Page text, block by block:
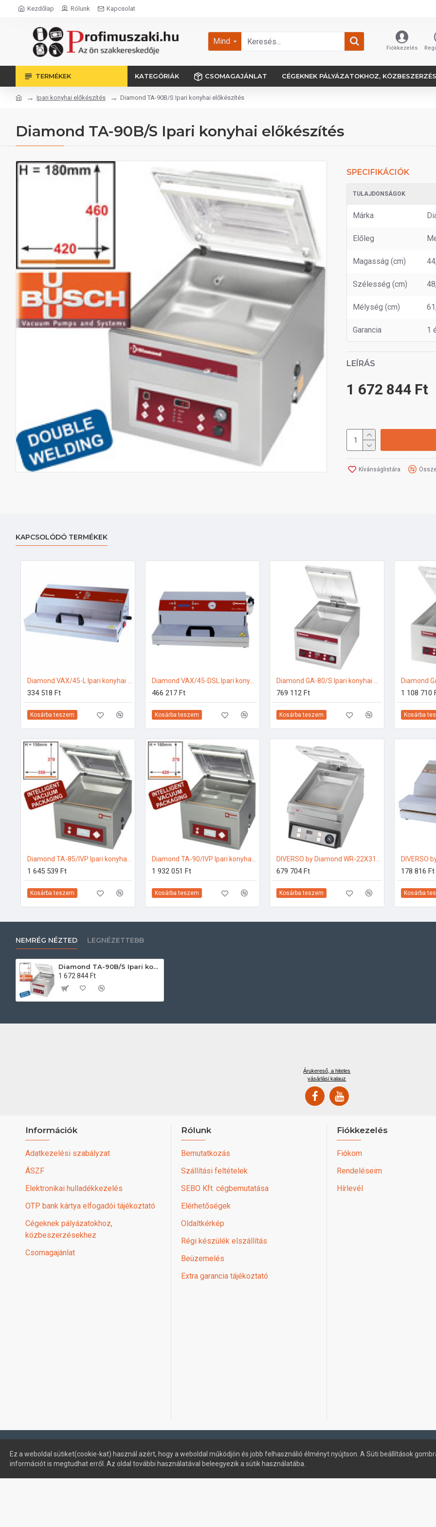
Kezdőlap Rólunk Kapcsolat
Mind
Fiókkezelés
TERMÉKEK KATEGÓRIÁK CSOMAGAJÁNLAT CÉGEKNEK PÁLYÁZATOKHOZ,
Ipari konyhai előkészítés Diamond TA-90B/S Ipari konyhai előkészítés
Diamond TA-90B/S Ipari konyhai előkészítés
SPECIFIKÁCIÓK
TULAJDONSÁGOK
Márka
Előleg
Magasság (cm)
Szélesség (cm)
Mélység (cm)
Garancia 1
LEÍRÁS
1 672 844 Ft
Kívánságlistára
KAPCSOLÓDÓ TERMÉKEK
334 518 Ft
Kosárba teszem
Diamond VAX/45-DSL Ipari konyhai előkészítés
466 217 Ft
Kosárba teszem
769 112 Ft
Kosárba teszem
1 108 710
Kosárba
1 645 539 Ft
Kosárba teszem
1 932 051 Ft
Kosárba teszem
679 704 Ft
Kosárba teszem
178 816 Ft
Kosárba
NEMRÉG NÉZTED LEGNÉZETTEBB
Diamond TA-90B/S Ipari konyhai előkészítés
1 672 844 Ft
Árukereső, a hiteles
vásárlási kalauz
Információk
Adatkezelési szabályzat
ÁSZF
Elektronikai hulladékkezelés
OTP bank kártya elfogadói tájékoztató
Cégeknek pályázatokhoz,
közbeszerzésekhez
Csomagajánlat
Rólunk
Bemutatkozás
Szállítási feltételek
SEBO Kft. cégbemutatása
Elérhetőségek
Oldaltkérkép
Régi készülék elszállítás
Beüzemelés
Extra garancia tájékoztató
Fiókkezelés
Fiókom
Rendeléseim
Hírlevél
Ez a weboldal sütiket(cookie-kat) használ azért, hogy a weboldal működjön és jobb felhasználió élményt nyújtson. A Süti beállítások
információt is megtudhat erről. Az oldal további használatával beleegyezik a sütik használatába.